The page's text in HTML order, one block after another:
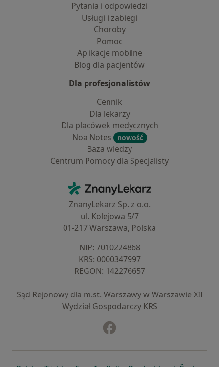
Pytania i odpowiedzi
Usługi i zabiegi
Choroby
Pomoc
Aplikacje mobilne
Blog dla pacjentów
Dla profesjonalistów
Cennik
Dla lekarzy
Dla placówek medycznych
Noa Notes
nowość
Baza wiedzy
Centrum Pomocy dla Specjalisty
ZnanyLekarz - Strona główna
ZnanyLekarz Sp. z o.o.
ul. Kolejowa 5/7
01-217 Warszawa, Polska
NIP: ⁠7010224868
KRS: ⁠0000347997
REGON: ⁠142276657
Sąd Rejonowy dla m.st. Warszawy w Warszawie XII
Wydział Gospodarczy KRS